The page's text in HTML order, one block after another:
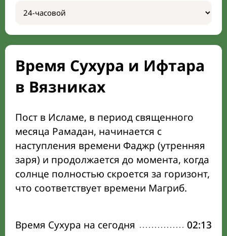
Время Сухура и Ифтара
в Вязниках
Пост в Исламе, в период священного
месяца Рамадан, начинается с
наступления времени Фаджр (утренняя
заря) и продолжается до момента, когда
солнце полностью скроется за горизонт,
что соответствует времени Магриб.
Время Сухура на сегодня 02:13